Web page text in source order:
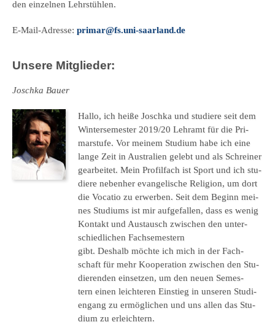
den ein­zel­nen Lehrstühlen.
E‑Mail-Adres­se: primar@fs.uni-saarland.de
Unsere Mitglieder:
Josch­ka Bauer
Hallo,ich heiße Josch­ka und stu­die­reseit dem
Win­ter­se­mes­ter 2019/20 Lehr­amt für die Pri­
mar­stu­fe. Vor mei­nem Stu­di­um habe ich eine
lange Zeit in Aus­tra­li­en gelebt und als Schrei­ner
gear­bei­tet. Mein Pro­fil­fach ist Sport und ich stu­
die­re neben­her evan­ge­li­sche Reli­gi­on, um dort
dieVoca­tio zu erwer­ben. Seit dem Beginn mei­
nes Stu­di­ums ist mir auf­ge­fal­len, dass eswenig
Kon­takt und Aus­tausch zwi­schen den unter­
schied­li­chenFach­se­mes­tern
gibt. Deshalbmöch­teich mich in der Fach­
schaft für mehr Koope­ra­ti­on zwi­schen den Stu­
die­ren­den ein­set­zen, umden neuen Semes­
terneinen leich­te­ren Einstieg in unse­ren Stu­di­
en­gangzu ermög­li­chen und uns allen das Stu­
di­um zu erleich­tern.